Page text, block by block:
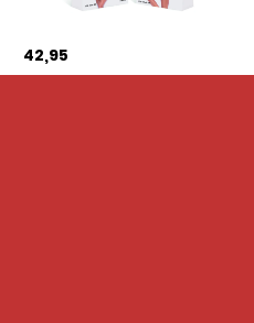
42,95